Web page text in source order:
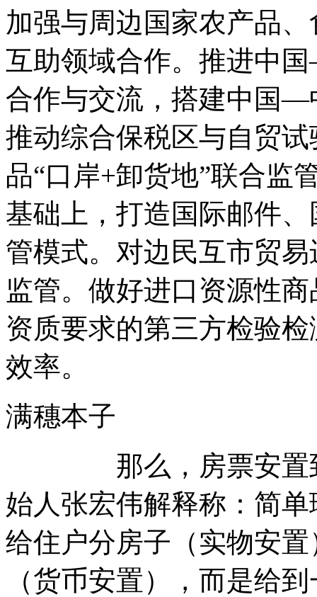
加强与周边国家农产品
互助领域合作。推进中
合作与交流，搭建中国—
推动综合保税区与自贸
品“口岸+卸货地”联合监
基础上，打造国际邮件
管模式。对边民互市贸
监管。做好进口资源性
资质要求的第三方检验
效率。
满穗本子
那么，房票安置到
始人张宏伟解释称：简
给住户分房子（实物安
（货币安置），而是给